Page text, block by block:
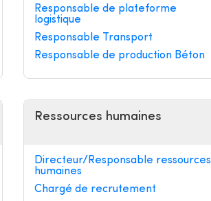
Responsable de plateforme
logistique
Responsable Transport
Responsable de production Béton
Ressources humaines
Directeur/Responsable ressources
humaines
Chargé de recrutement